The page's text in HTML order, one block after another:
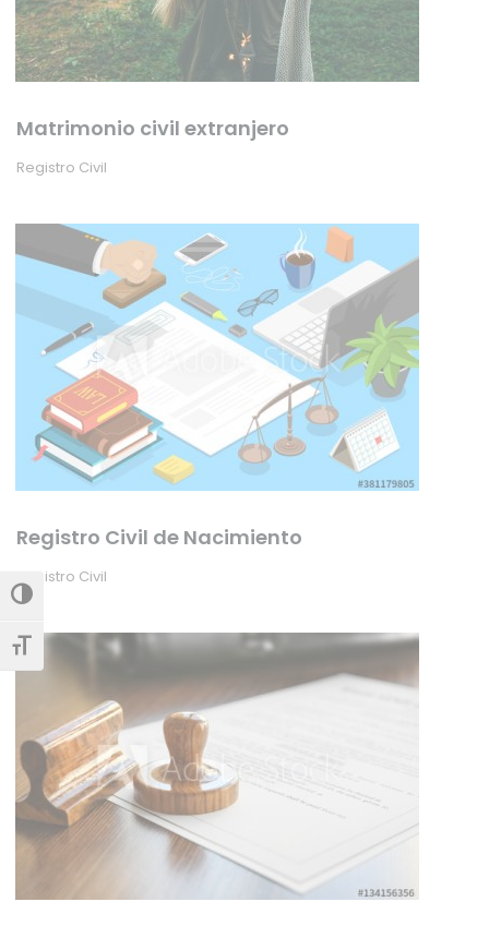
Alternar alto contraste
Alternar tamaño de letra
Matrimonio civil extranjero
Registro Civil
Registro Civil de Nacimiento
Registro Civil